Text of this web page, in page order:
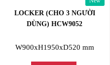
LOCKER (CHO 3 NGƯỜI
DÙNG) HCW9052
W900xH1950xD520 mm